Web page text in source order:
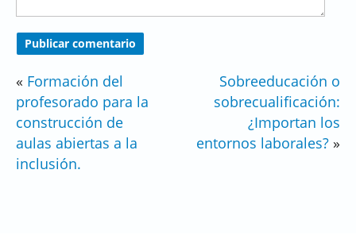
« Formación del
profesorado para la
construcción de
aulas abiertas a la
inclusión.
Sobreeducación o
sobrecualificación:
¿Importan los
entornos laborales? »